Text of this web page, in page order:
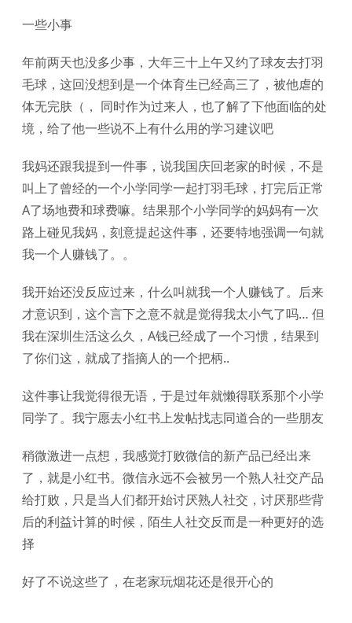
一些小事
年前两天也没多少事，大年三十上午又约了球友去打羽
毛球，这回没想到是一个体育生已经高三了，被他虐的
体无完肤（， 同时作为过来人，也了解了下他面临的处
境，给了他一些说不上有什么用的学习建议吧
我妈还跟我提到一件事，说我国庆回老家的时候，不是
叫上了曾经的一个小学同学一起打羽毛球，打完后正常
A了场地费和球费嘛。结果那个小学同学的妈妈有一次
路上碰见我妈，刻意提起这件事，还要特地强调一句就
我一个人赚钱了。。
我开始还没反应过来，什么叫就我一个人赚钱了。后来
才意识到，这个言下之意不就是觉得我太小气了吗… 但
我在深圳生活这么久，A钱已经成了一个习惯，结果到
了你们这，就成了指摘人的一个把柄..
这件事让我觉得很无语，于是过年就懒得联系那个小学
同学了。我宁愿去小红书上发帖找志同道合的一些朋友
稍微激进一点想，我感觉打败微信的新产品已经出来
了，就是小红书。微信永远不会被另一个熟人社交产品
给打败，只是当人们都开始讨厌熟人社交，讨厌那些背
后的利益计算的时候，陌生人社交反而是一种更好的选
择
好了不说这些了，在老家玩烟花还是很开心的